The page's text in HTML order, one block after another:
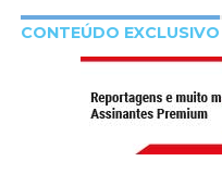
CONTEÚDO EXCLUSIVO